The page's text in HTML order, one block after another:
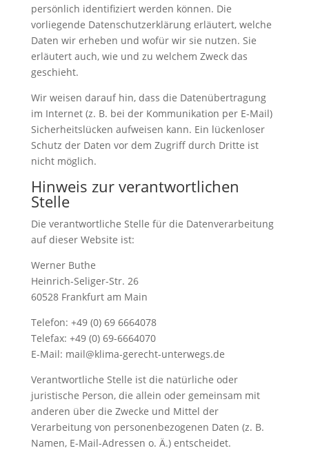
persönlich identifiziert werden können. Die
vorliegende Datenschutzerklärung erläutert, welche
Daten wir erheben und wofür wir sie nutzen. Sie
erläutert auch, wie und zu welchem Zweck das
geschieht.
Wir weisen darauf hin, dass die Datenübertragung
im Internet (z. B. bei der Kommunikation per E-Mail)
Sicherheitslücken aufweisen kann. Ein lückenloser
Schutz der Daten vor dem Zugriff durch Dritte ist
nicht möglich.
Hinweis zur verantwortlichen
Stelle
Die verantwortliche Stelle für die Datenverarbeitung
auf dieser Website ist:
Werner Buthe
Heinrich-Seliger-Str. 26
60528 Frankfurt am Main
Telefon: +49 (0) 69 6664078
Telefax: +49 (0) 69-6664070
E-Mail: mail@klima-gerecht-unterwegs.de
Verantwortliche Stelle ist die natürliche oder
juristische Person, die allein oder gemeinsam mit
anderen über die Zwecke und Mittel der
Verarbeitung von personenbezogenen Daten (z. B.
Namen, E-Mail-Adressen o. Ä.) entscheidet.